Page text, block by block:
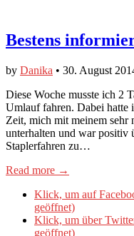
Bestens
by Danika • 30. August
Diese Woche musste ich 2
Umlauf fahren. Dabei hatte
Zeit, mich mit meinem sehr
unterhalten und war positiv
Staplerfahren zu…
Read more →
Klick, um auf
geöffnet)
Klick, um über
geöffnet)